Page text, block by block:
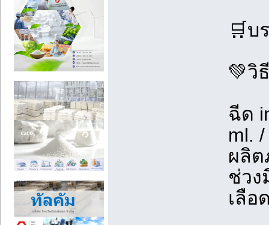
🛒บ
💚วิ
ฉีด
ml.
ผลิ
ช่ว
เลือ